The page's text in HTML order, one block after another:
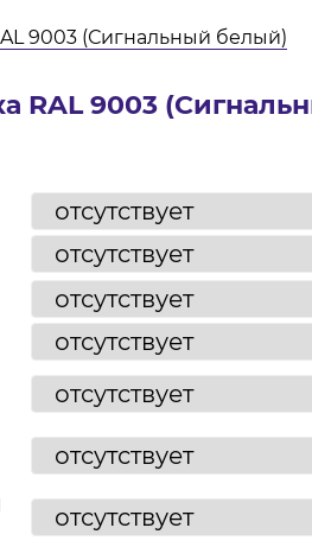
9003 (Сигнальный белый)
RAL 9003